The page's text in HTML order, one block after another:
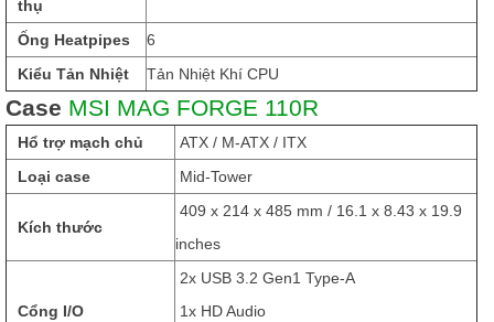
thụ
Ống Heatpipes
6
Kiểu Tản Nhiệt
Tản Nhiệt Khí CPU
Case MSI MAG FORGE 110R
Hổ trợ mạch chủ
ATX / M-ATX / ITX
Loại case
Mid-Tower
Kích thước
409 x 214 x 485 mm / 16.1 x 8.43 x 19.9
inches
Cổng I/O
2x USB 3.2 Gen1 Type-A
1x HD Audio